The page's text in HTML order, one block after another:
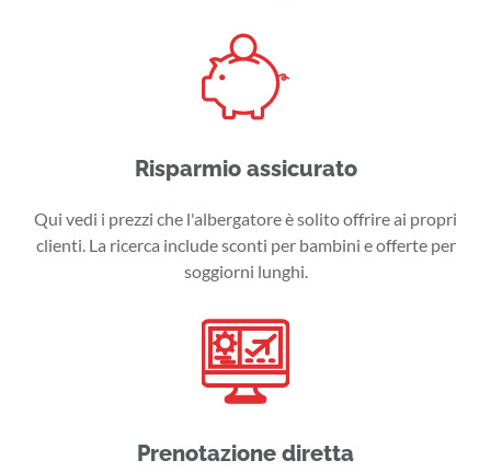
Risparmio assicurato
Qui vedi i prezzi che l'albergatore è solito offrire ai propri
clienti. La ricerca include sconti per bambini e offerte per
soggiorni lunghi.
Prenotazione diretta